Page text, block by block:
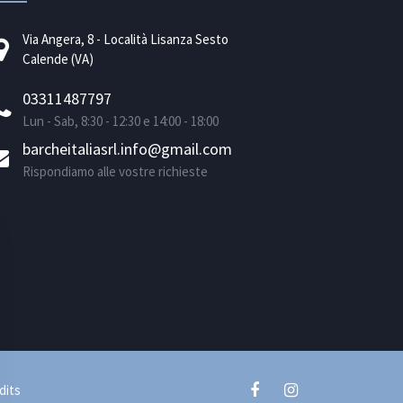
Via Angera, 8 - Località Lisanza Sesto
Calende (VA)
03311487797
Lun - Sab, 8:30 - 12:30 e 14:00 - 18:00
barcheitaliasrl.info@gmail.com
Rispondiamo alle vostre richieste